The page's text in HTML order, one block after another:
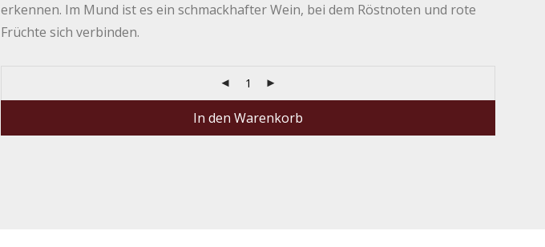
erkennen. Im Mund ist es ein schmackhafter Wein, bei dem Röstnoten und rote
Früchte sich verbinden.
In den Warenkorb